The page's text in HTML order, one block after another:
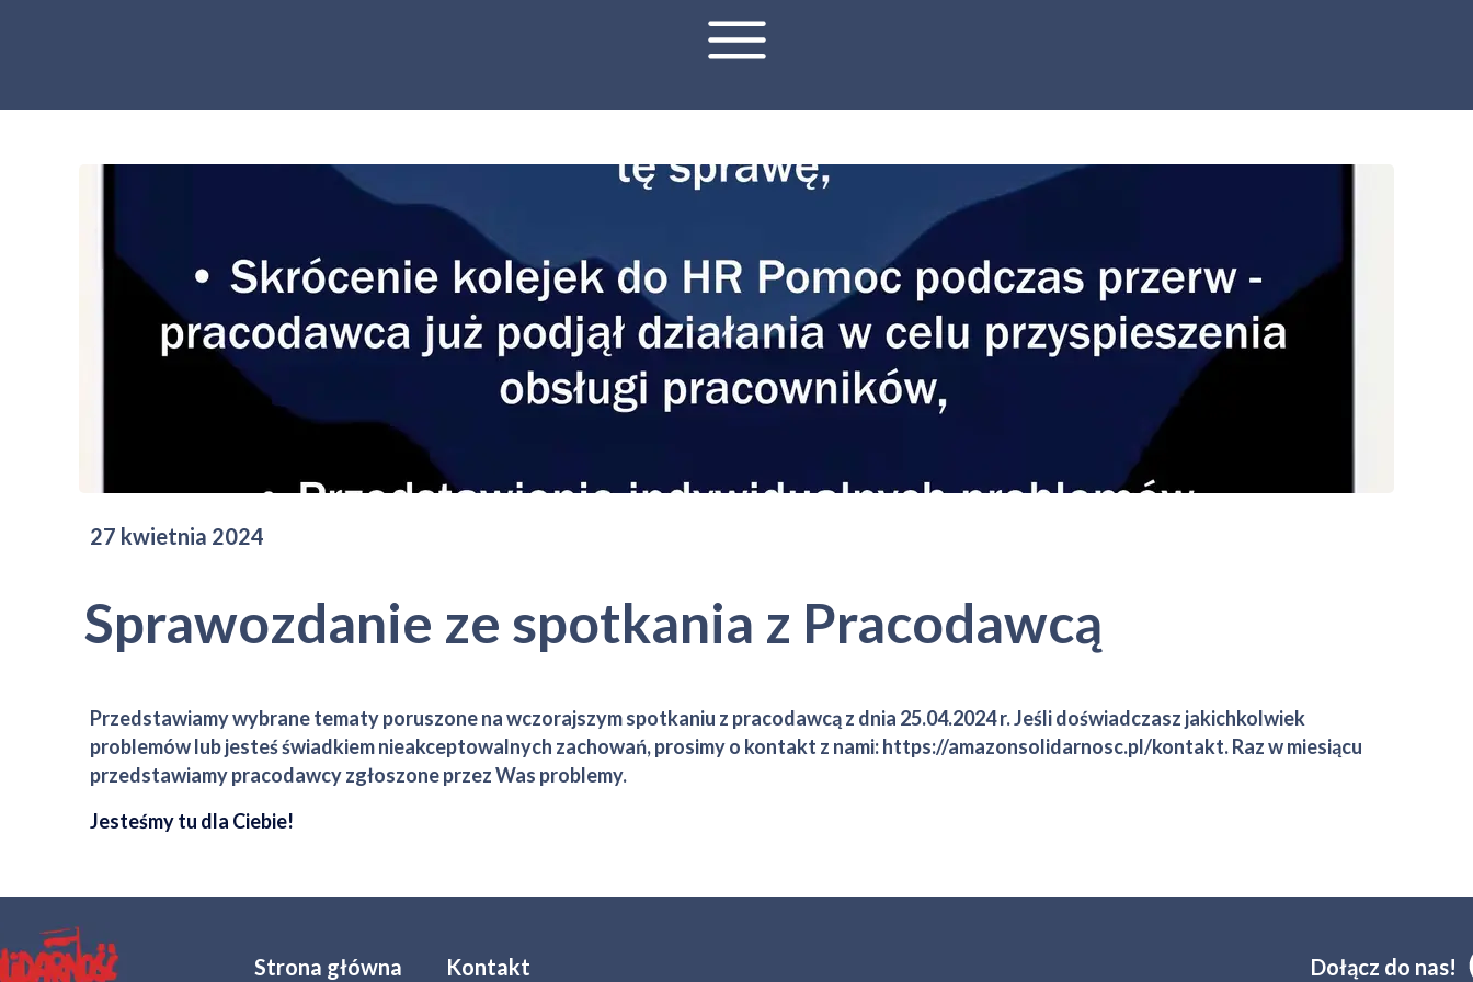
27 kwietnia 2024
Sprawozdanie ze spotkania z Pracodawcą
Przedstawiamy wybrane tematy poruszone na wczorajszym spotkaniu z pracodawcą z dnia 25.04.2024 r. Jeśli doświadczasz jakichkolwiek
problemów lub jesteś świadkiem nieakceptowalnych zachowań, prosimy o kontakt z nami:https://amazonsolidarnosc.pl/kontakt. Raz w miesiącu
przedstawiamy pracodawcy zgłoszone przez Was problemy.
Jesteśmy tu dla Ciebie!
Dołącz do nas!
Strona główna Kontakt